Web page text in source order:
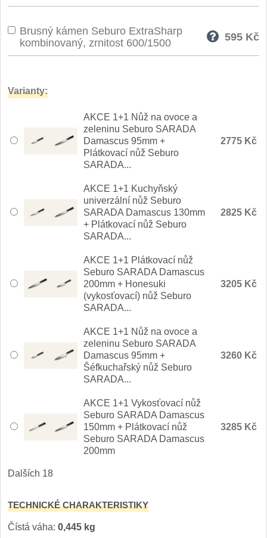
Brusný kámen Seburo ExtraSharp
kombinovaný, zrnitost 600/1500
595 Kč
Varianty:
AKCE 1+1 Nůž na ovoce a
zeleninu Seburo SARADA
Damascus 95mm +
Plátkovací nůž Seburo
SARADA...
2775 Kč
AKCE 1+1 Kuchyňský
univerzální nůž Seburo
SARADA Damascus 130mm
+ Plátkovací nůž Seburo
SARADA...
2825 Kč
AKCE 1+1 Plátkovací nůž
Seburo SARADA Damascus
200mm + Honesuki
(vykosťovací) nůž Seburo
SARADA...
3205 Kč
AKCE 1+1 Nůž na ovoce a
zeleninu Seburo SARADA
Damascus 95mm +
Šéfkuchařský nůž Seburo
SARADA...
3260 Kč
AKCE 1+1 Vykosťovací nůž
Seburo SARADA Damascus
150mm + Plátkovací nůž
Seburo SARADA Damascus
200mm
3285 Kč
Dalších 18
TECHNICKÉ CHARAKTERISTIKY
Čístá váha: 0,445 kg